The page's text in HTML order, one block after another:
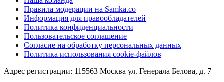
Правила модерации на Samka.co
Информация для правообладателей
Политика конфиденциальности
Пользовательское соглашение
Согласие на обработку персональных данных
Политика использования cookie-файлов
Адрес регистрации: 115563 Москва ул. Генерала Белова, д. 7